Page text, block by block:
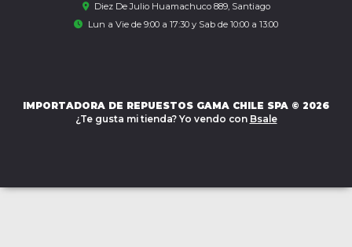
Diez De Julio Huamachuco 889, Santiago
Lun a Vie de 9:00 a 17:30 y Sab de 10:00 a 13:00
IMPORTADORA DE REPUESTOS GAMA CHILE SPA © 2026
¿Te gusta mi tienda? Yo vendo con Bsale